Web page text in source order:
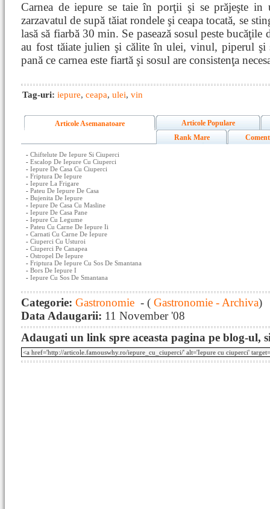
Carnea de iepure se taie în porţii şi se prăjeşte in
zarzavatul de supă tăiat rondele şi ceapa tocată, se
lasă să fiarbă 30 min. Se pasează sosul peste bucăţile
au fost tăiate julien şi călite în ulei, vinul, piperul şi
pană ce carnea este fiartă şi sosul are consistenţa
Tag-uri: iepure, ceapa, ulei, vin
Articole Asemanatoare
Articole Populare
Rank Mare
- Chiftelute De Iepure Si Ciuperci
- Escalop De Iepure Cu Ciuperci
- Iepure De Casa Cu Ciuperci
- Friptura De Iepure
- Iepure La Frigare
- Pateu De Iepure De Casa
- Bujenita De Iepure
- Iepure De Casa Cu Masline
- Iepure De Casa Pane
- Iepure Cu Legume
- Pateu Cu Carne De Iepure Ii
- Carnati Cu Carne De Iepure
- Ciuperci Cu Usturoi
- Ciuperci Pe Canapea
- Ostropel De Iepure
- Friptura De Iepure Cu Sos De Smantana
- Bors De Iepure I
- Iepure Cu Sos De Smantana
Categorie: Gastronomie - ( Gastronomie - Archiva)
Data Adaugarii: 11 November '08
Adaugati un link spre aceasta pagina pe blog-ul,